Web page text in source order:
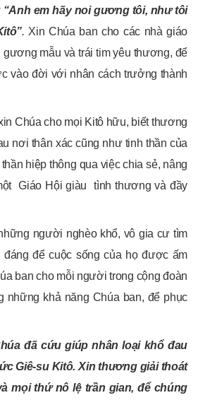
“Anh em hãy noi gương tôi, như tôi
. Xin Chúa ban cho các nhà giáo
mẫu và trái tim yêu thương, để
vào đời với nhân cách trưởng thành
Chúa cho mọi Kitô hữu, biết thương
nơi thân xác cũng như tinh thần của
hiệp thông qua việc chia sẻ, nâng
Giáo Hội giàu tình thương và đầy
người nghèo khổ, vô gia cư tìm
để cuộc sống của họ được ấm
ban cho mỗi người trong cộng đoàn
những khả năng Chúa ban, để phục
đã cứu giúp nhân loại khổ đau
Giê-su Kitô. Xin thương giải thoát
mọi thứ nô lệ trần gian, để chúng